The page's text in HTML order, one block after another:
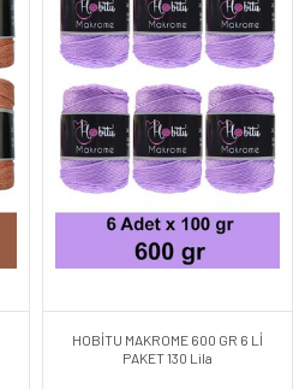
HOBİTU MAKROME 600 GR 6 Lİ
PAKET 130 Lila